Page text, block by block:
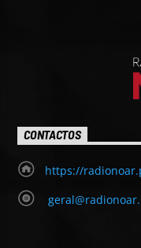
CONTACTOS
https://